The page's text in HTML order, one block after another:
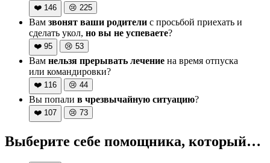
❤️ 146 😢 225
Вам звонят ваши родители с просьбой приехать и
сделать укол, но вы не успеваете?
❤️ 95 😢 53
Вам нельзя прерывать лечение на время отпуска
или командировки?
❤️ 116 😢 44
Вы попали в чрезвычайную ситуацию?
❤️ 107 😢 73
Выберите себе помощника, который…